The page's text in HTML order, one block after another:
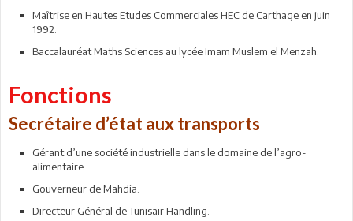
Maîtrise en Hautes Etudes Commerciales HEC de Carthage en juin
1992.
Baccalauréat Maths Sciences au lycée Imam Muslem el Menzah.
Fonctions
Secrétaire d’état aux transports
Gérant d’une société industrielle dans le domaine de l’agro-
alimentaire.
Gouverneur de Mahdia.
Directeur Général de Tunisair Handling.